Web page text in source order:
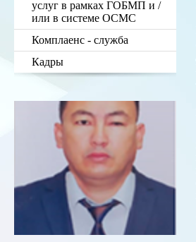
услуг в рамках ГОБМП и /
или в системе ОСМС
Комплаенс - служба
Кадры